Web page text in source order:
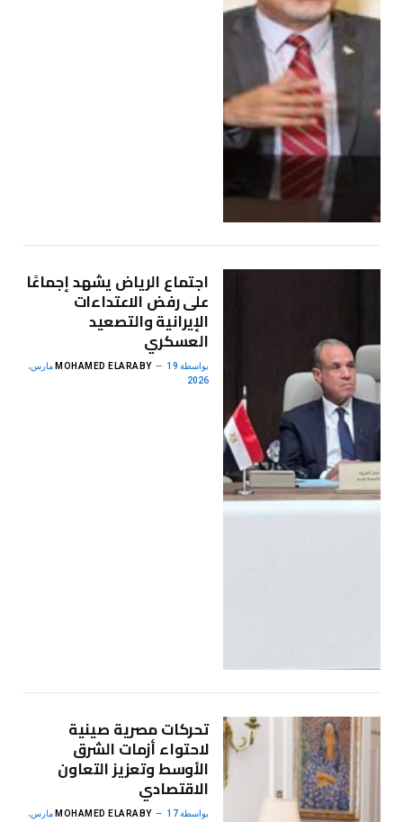
اجتماع الرياض يشهد إجماعًا
على رفض الاعتداءات
الإيرانية والتصعيد
العسكري
بواسطة MOHAMED ELARABY 19 مارس،
2026
تحركات مصرية صينية
لاحتواء أزمات الشرق
الأوسط وتعزيز التعاون
الاقتصادي
بواسطة MOHAMED ELARABY 17 مارس،